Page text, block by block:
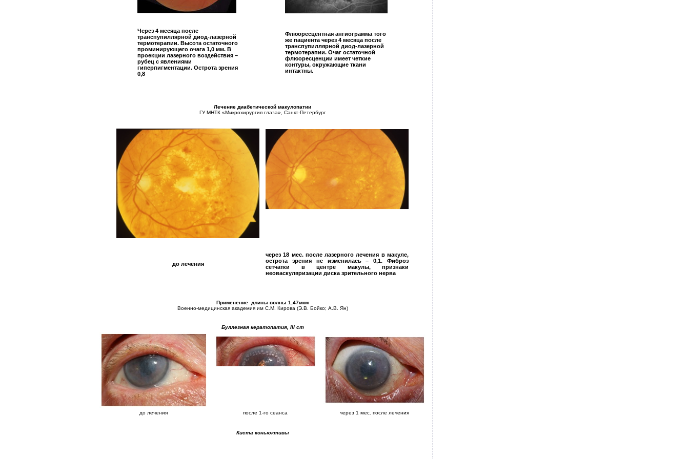
Через 4 месяца после
транспупиллярной диод-лазерной
термотерапии. Высота остаточного
проминирующего очага 1,0 мм. В
проекции лазерного воздействия –
рубец с явлениями
гиперпигментации. Острота зрения
0,8
Флюоресцентная ангиограмма того
же пациента через 4 месяца после
транспупиллярной диод-лазерной
термотерапии. Очаг остаточной
флюоресценции имеет четкие
контуры, окружающие ткани
интактны.
Лечение диабетической макулопатии
ГУ МНТК «Микрохирургия глаза», Санкт-Петербург
до лечения
через 18 мес. после лазерного лечения в макуле,
острота зрения не изменилась – 0,1. Фиброз
сетчатки в центре макулы, признаки
неоваскуляризации диска зрительного нерва
Применение длины волны 1,47мкм
Военно-медицинская академия им С.М. Кирова (Э.В. Бойко; А.В. Ян)
Буллезная кератопатия, III ст
до лечения после 1-го сеанса через 1 мес. после лечения
Киста коньюктивы